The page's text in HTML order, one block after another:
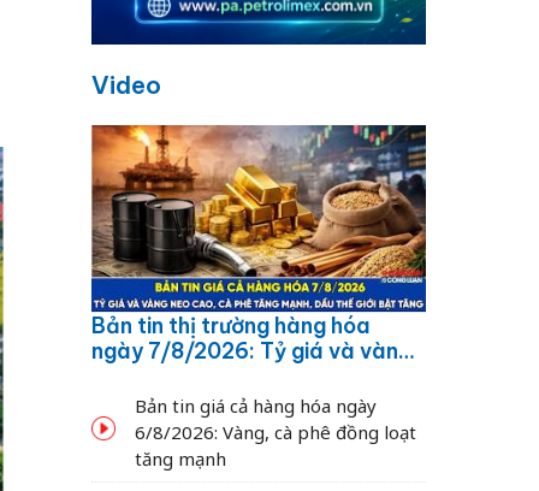
Video
Bản tin thị trường hàng hóa
ngày 7/8/2026: Tỷ giá và vàng
dầu thế giới bật tăng
Bản tin giá cả hàng hóa ngày
6/8/2026: Vàng, cà phê đồng loạt
tăng mạnh